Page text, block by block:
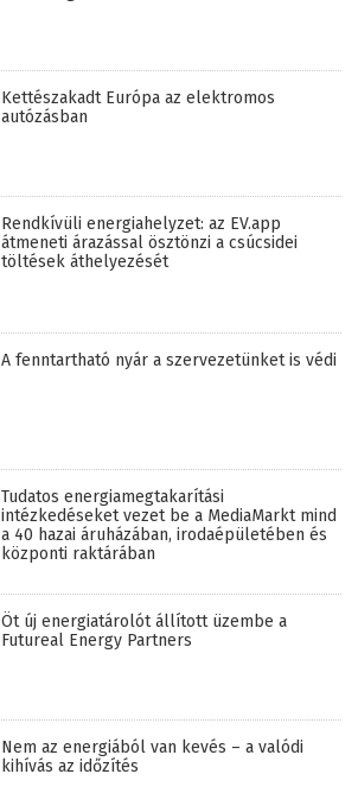
Kettészakadt Európa az elektromos
autózásban
Rendkívüli energiahelyzet: az EV.app
átmeneti árazással ösztönzi a csúcsidei
töltések áthelyezését
A fenntartható nyár a szervezetünket is védi
Tudatos energiamegtakarítási
intézkedéseket vezet be a MediaMarkt mind
a 40 hazai áruházában, irodaépületében és
központi raktárában
Öt új energiatárolót állított üzembe a
Futureal Energy Partners
Nem az energiából van kevés – a valódi
kihívás az időzítés